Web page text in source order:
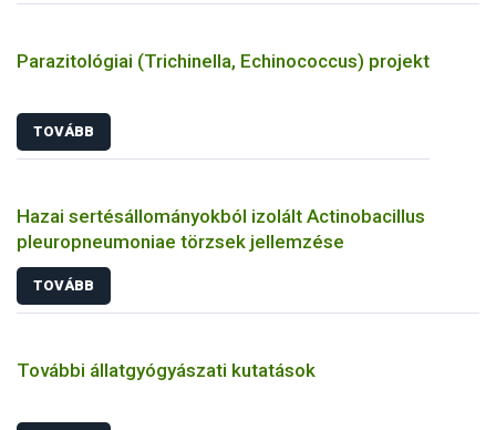
Parazitológiai (Trichinella, Echinococcus) projekt
TOVÁBB
Hazai sertésállományokból izolált Actinobacillus
pleuropneumoniae törzsek jellemzése
TOVÁBB
További állatgyógyászati kutatások